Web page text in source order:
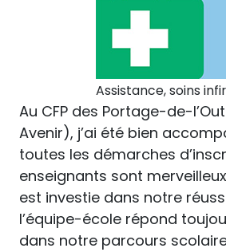
Assistance, soins
Au CFP des Portage-de-
Avenir), j’ai été bien
toutes les démarches
enseignants sont
est investie dans notre
l’équipe-école répond
dans notre parcours